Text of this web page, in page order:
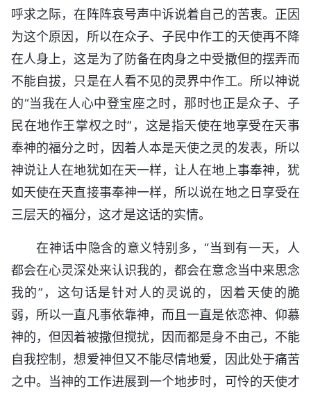
呼求之际，在阵阵哀号声中诉说着自己的苦衷。正因
为这个原因，所以在众子、子民中作工的天使再不降
在人身上，这是为了防备在肉身之中受撒但的摆弄而
不能自拔，只是在人看不见的灵界中作工。所以神说
的“当我在人心中登宝座之时，那时也正是众子、子
民在地作王掌权之时”，这是指天使在地享受在天事
奉神的福分之时，因着人本是天使之灵的发表，所以
神说让人在地犹如在天一样，让人在地上事奉神，犹
如天使在天直接事奉神一样，所以说在地之日享受在
三层天的福分，这才是这话的实情。
在神话中隐含的意义特别多，“当到有一天，人
都会在心灵深处来认识我的，都会在意念当中来思念
我的”，这句话是针对人的灵说的，因着天使的脆
弱，所以一直凡事依靠神，而且一直是依恋神、仰慕
神的，但因着被撒但搅扰，因而都是身不由己，不能
自我控制，想爱神但又不能尽情地爱，因此处于痛苦
之中。当神的工作进展到一个地步时，可怜的天使才